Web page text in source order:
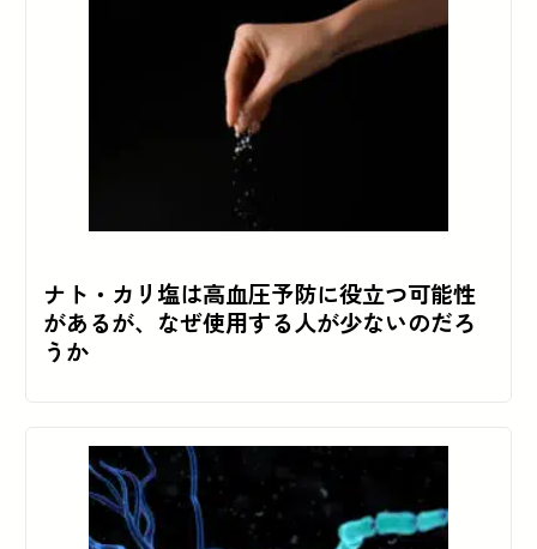
ナト・カリ塩は高血圧予防に役立つ可能性
があるが、なぜ使用する人が少ないのだろ
うか